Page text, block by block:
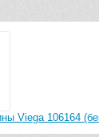
Viega 106164